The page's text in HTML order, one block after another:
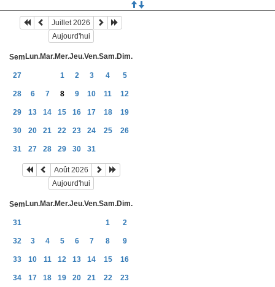
Juillet 2026
Aujourd'hui
Sem Lun.Mar.Mer.Jeu.Ven.Sam.Dim.
27 1 2 3 4 5
28 6 7 8 9 10 11 12
29 13 14 15 16 17 18 19
30 20 21 22 23 24 25 26
31 27 28 29 30 31
Août 2026
Aujourd'hui
Sem Lun.Mar.Mer.Jeu.Ven.Sam.Dim.
31 1 2
32 3 4 5 6 7 8 9
33 10 11 12 13 14 15 16
34 17 18 19 20 21 22 23